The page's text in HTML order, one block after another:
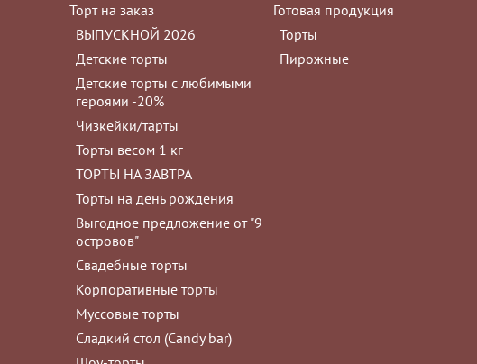
Торт на заказ
ВЫПУСКНОЙ 2026
Детские торты
Детские торты с любимыми
героями -20%
Чизкейки/тарты
Торты весом 1 кг
ТОРТЫ НА ЗАВТРА
Торты на день рождения
Выгодное предложение от "9
островов"
Свадебные торты
Корпоративные торты
Муссовые торты
Сладкий стол (Сandy bar)
Готовая продукция
Торты
Пирожные